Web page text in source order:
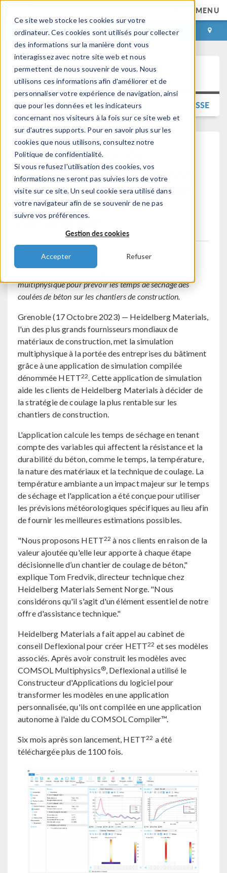
Ce site web stocke les cookies sur votre
ordinateur. Ces cookies sont utilisés pour collecter
des informations sur la manière dont vous
interagissez avec notre site web et nous
permettent de nous souvenir de vous. Nous
utilisons ces informations afin d'améliorer et de
personnaliser votre expérience de navigation, ainsi
que pour les données et les indicateurs
concernant nos visiteurs à la fois sur ce site web et
sur d'autres supports. Pour en savoir plus sur les
cookies que nous utilisons, consultez notre
Politique de confidentialité.
Si vous refusez l'utilisation des cookies, vos
informations ne seront pas suivies lors de votre
visite sur ce site. Un seul cookie sera utilisé dans
votre navigateur afin de se souvenir de ne pas
suivre vos préférences.
Gestion des cookies
Accepter Refuser
MENU
CONNEXION CONTACT
Press Release
RETOUR AUX COMMUNIQUÉS DE PRESSE
Une application de
simulation autonome pour
aider à la prise de décision
sur les chantiers de
construction
Un des principaux fournisseurs mondiaux de ciment
multiphysique pour prévoir les temps de séchage des
coulées de béton sur les chantiers de construction.
Grenoble (17 Octobre 2023) — Heidelberg Materials,
l'un des plus grands fournisseurs mondiaux de
matériaux de construction, met la simulation
multiphysique à la portée des entreprises du bâtiment
grâce à une application de simulation compilée
dénommée HETT22. Cette application de simulation
aide les clients de Heidelberg Materials à décider de
la stratégie de coulage la plus rentable sur les
chantiers de construction.
L'application calcule les temps de séchage en tenant
compte des variables qui affectent la résistance et la
durabilité du béton, comme le temps, la température,
la nature des matériaux et la technique de coulage. La
température ambiante a un impact majeur sur le temps
de séchage et l'application a été conçue pour utiliser
les prévisions météorologiques spécifiques au lieu afin
de fournir les meilleures estimations possibles.
"Nous proposons HETT22 à nos clients en raison de la
valeur ajoutée qu'elle leur apporte à chaque étape
décisionnelle d’un chantier de coulage de béton,"
explique Tom Fredvik, directeur technique chez
Heidelberg Materials Sement Norge. "Nous
considérons qu'il s'agit d'un élément essentiel de notre
offre d'assistance technique."
Heidelberg Materials a fait appel au cabinet de
conseil Deflexional pour créer HETT22 et ses modèles
associés. Après avoir construit les modèles avec
COMSOL Multiphysics®, Deflexional a utilisé le
Constructeur d'Applications du logiciel pour
transformer les modèles en une application
personnalisée, qu'ils ont compilée en une application
autonome à l'aide du COMSOL Compiler™.
Six mois après son lancement, HETT22 a été
téléchargée plus de 1100 fois.